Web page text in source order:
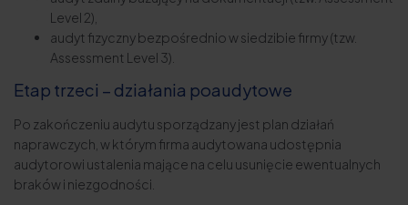
Level 2),
audyt fizyczny bezpośrednio w siedzibie firmy (tzw.
Assessment Level 3).
Etap trzeci – działania poaudytowe
Po zakończeniu audytu sporządzany jest plan działań
naprawczych, w którym firma audytowana udostępnia
audytorowi ustalenia mające na celu usunięcie ewentualnych
braków i niezgodności.